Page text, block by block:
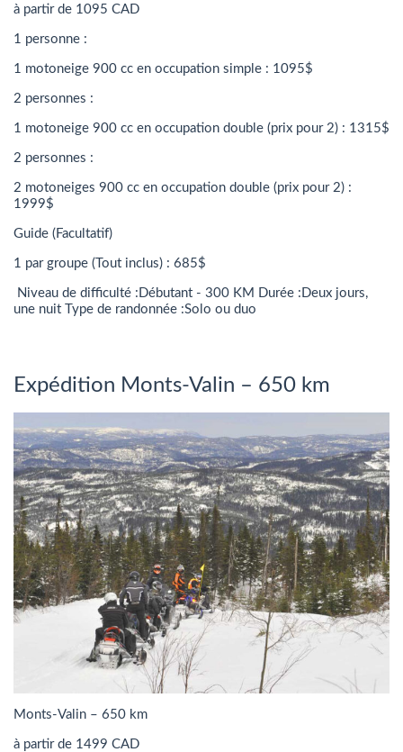
à partir de 1095 CAD
1 personne :
1 motoneige 900 cc en occupation simple : 1095$
2 personnes :
1 motoneige 900 cc en occupation double (prix pour 2) : 1315$
2 personnes :
2 motoneiges 900 cc en occupation double (prix pour 2) :
1999$
Guide (Facultatif)
1 par groupe (Tout inclus) : 685$
Niveau de difficulté :Débutant - 300 KM Durée :Deux jours,
une nuit Type de randonnée :Solo ou duo
Expédition Monts-Valin – 650 km
Monts-Valin – 650 km
à partir de 1499 CAD